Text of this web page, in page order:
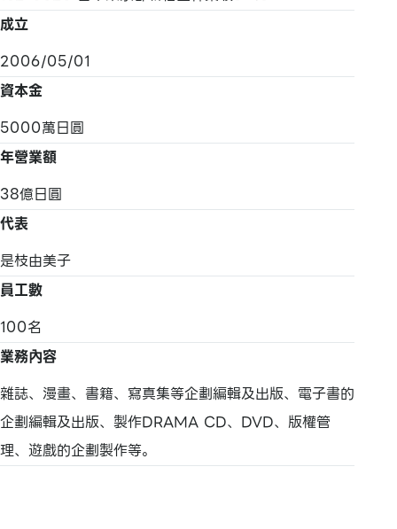
成立
2006/05/01
資本金
5000萬日圓
年營業額
38億日圓
代表
是枝由美子
員工數
100名
業務內容
雜誌、漫畫、書籍、寫真集等企劃編輯及出版、電子書的
企劃編輯及出版、製作DRAMA CD、DVD、版權管
理、遊戲的企劃製作等。